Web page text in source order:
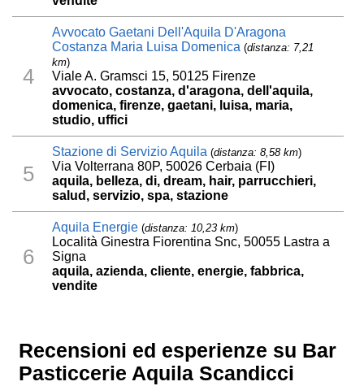
4
Avvocato Gaetani Dell'Aquila D'Aragona
Costanza Maria Luisa Domenica (distanza: 7,21
km)
Viale A. Gramsci 15, 50125 Firenze
avvocato, costanza, d'aragona, dell'aquila,
domenica, firenze, gaetani, luisa, maria,
studio, uffici
5
Stazione di Servizio Aquila (distanza: 8,58 km)
Via Volterrana 80P, 50026 Cerbaia (FI)
aquila, belleza, di, dream, hair, parrucchieri,
salud, servizio, spa, stazione
6
Aquila Energie (distanza: 10,23 km)
Località Ginestra Fiorentina Snc, 50055 Lastra a
Signa
aquila, azienda, cliente, energie, fabbrica,
vendite
Recensioni ed esperienze su Bar
Pasticcerie Aquila Scandicci